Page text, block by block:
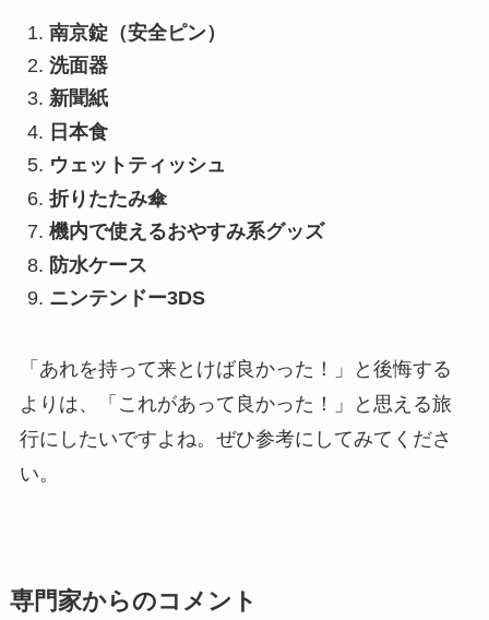
南京錠（安全ピン）
洗面器
新聞紙
日本食
ウェットティッシュ
折りたたみ傘
機内で使えるおやすみ系グッズ
防水ケース
ニンテンドー3DS
「あれを持って来とけば良かった！」と後悔する
よりは、「これがあって良かった！」と思える旅
行にしたいですよね。ぜひ参考にしてみてくださ
い。
専門家からのコメント